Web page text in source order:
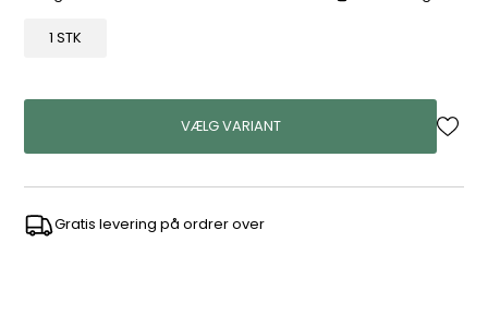
1 STK
VÆLG VARIANT
Gratis levering på ordrer over